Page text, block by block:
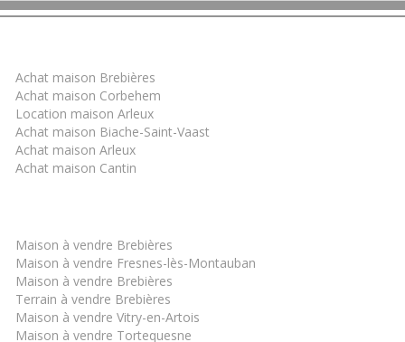
Achat maison Brebières
Achat maison Corbehem
Location maison Arleux
Achat maison Biache-Saint-Vaast
Achat maison Arleux
Achat maison Cantin
Maison à vendre Brebières
Maison à vendre Fresnes-lès-Montauban
Maison à vendre Brebières
Terrain à vendre Brebières
Maison à vendre Vitry-en-Artois
Maison à vendre Tortequesne